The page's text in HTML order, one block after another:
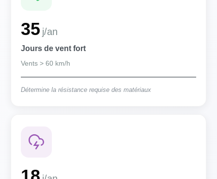
35 j/an
Jours de vent fort
Vents > 60 km/h
Détermine la résistance requise des matériaux